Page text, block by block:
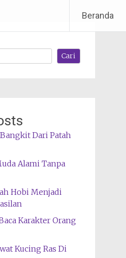
Beranda
Cari
Dari Patah
Alami Tanpa
Hobi Menjadi
Karakter Orang
Kucing Ras Di